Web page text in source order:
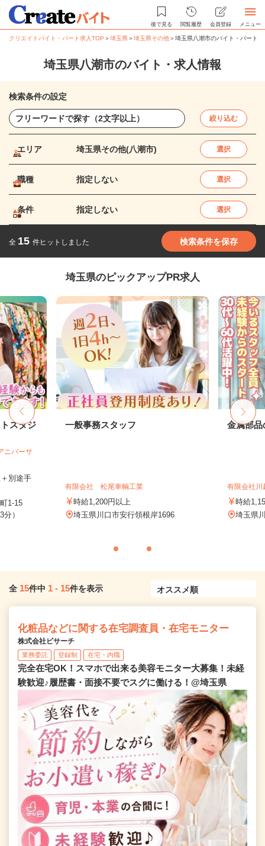
後で見る 閲覧履歴 会員登録 メニュー
クリエイトバイト・パート求人TOP ＞埼玉県＞埼玉県その他＞埼玉県八潮市のバイト・パート求
埼玉県八潮市のバイト・求人情報
検索条件の設定
絞り込む
エリア 埼玉県その他(八潮市) 選択
職種 指定しない 選択
条件 指定しない 選択
全 15 件ヒットしました 検索条件を保存
埼玉県のピックアップPR求人
スタジ
ニバーサ
別途手
1-15
）
一般事務スタッフ
有限会社 松尾車輌工業
時給1,200円以上
埼玉県川口市安行領根岸1696
金属部品
有限会社川
時給
埼玉県
全 15件中 1 - 15件を表示
化粧品などに関する在宅調査員・在宅モニター
株式会社ビサーチ
業務委託 登録制 在宅・内職
完全在宅OK！スマホで出来る美容モニター大募集！未経
験歓迎♪履歴書・面接不要でスグに働ける！@埼玉県